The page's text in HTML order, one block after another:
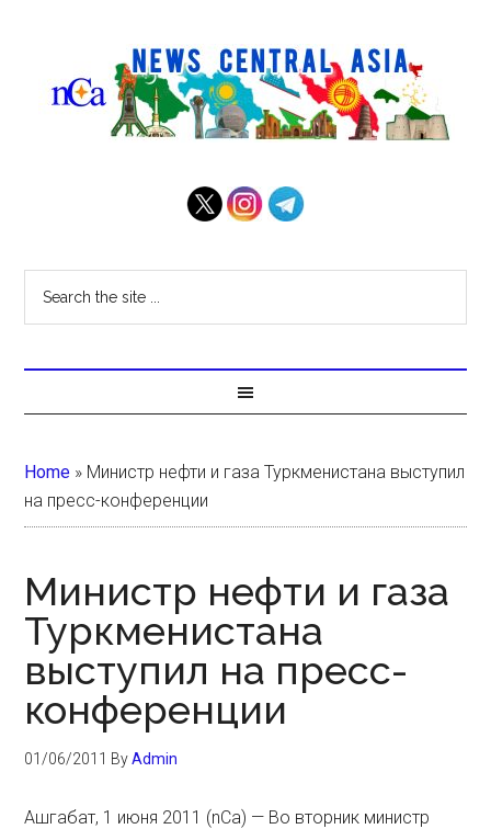
Home » Министр нефти и газа Туркменистана выступил
на пресс-конференции
Министр нефти и газа
Туркменистана
выступил на пресс-
конференции
01/06/2011 ByAdmin
Ашгабат, 1 июня 2011 (nCa) — Во вторник министр